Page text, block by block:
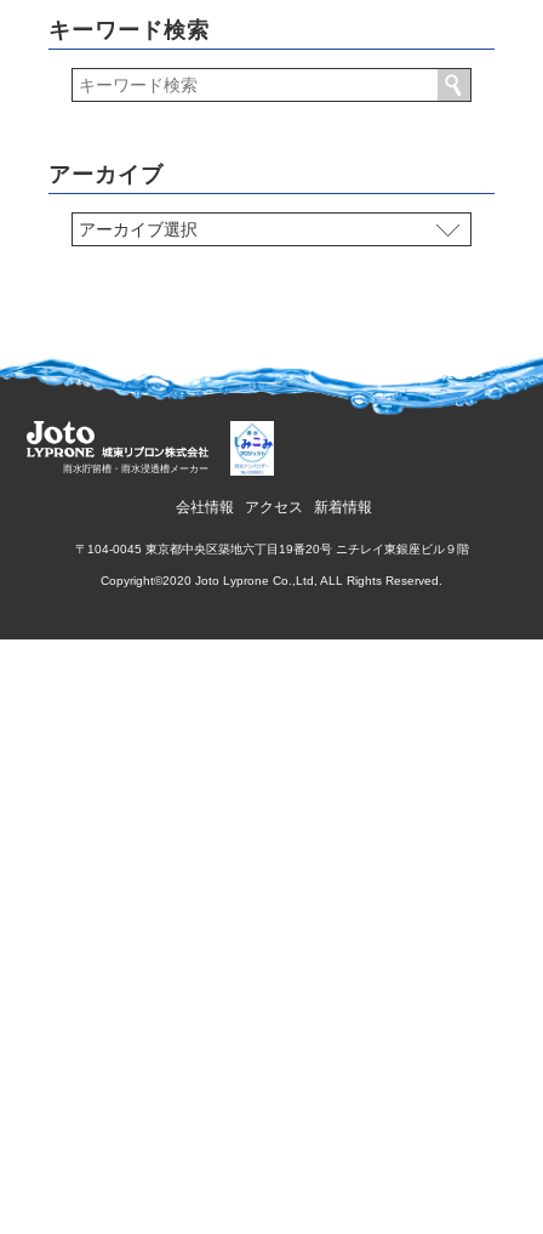
キーワード検索
アーカイブ
雨水貯留槽・雨水浸透槽メーカー
会社情報 アクセス 新着情報
〒104-0045 東京都中央区築地六丁目19番20号 ニチレイ東銀座ビル９階
Copyright©2020 Joto Lyprone Co.,Ltd, ALL Rights Reserved.